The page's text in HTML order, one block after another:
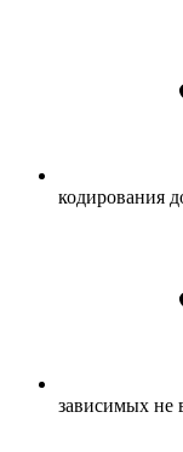
кодирования
зависимых не